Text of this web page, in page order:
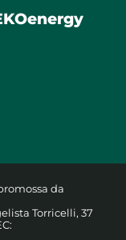
da
Torricelli, 37